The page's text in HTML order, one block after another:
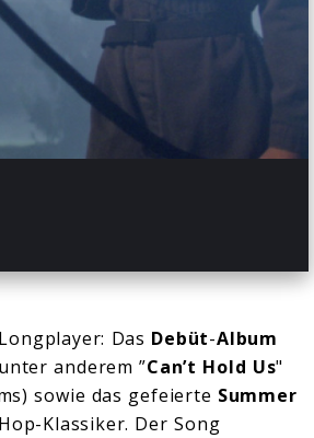
-03:24
Mute
Enter
Das Debüt-Album
anderem ”Can’t Hold Us"
sowie das gefeierte Summer
Klassiker. Der Song